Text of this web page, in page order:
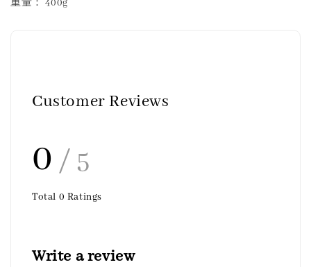
重量： 400g
Customer Reviews
0 / 5
Total 0 Ratings
Write a review